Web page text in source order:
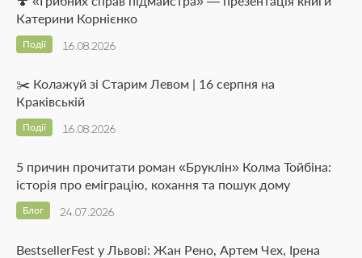
Катерини Корнієнко
16.08.2026
Події
✂️ Колажуй зі Старим Левом | 16 серпня на
Краківській
16.08.2026
Події
5 причин прочитати роман «Бруклін» Колма Тойбіна:
історія про еміграцію, кохання та пошук дому
24.07.2026
Блог
BestsellerFest у Львові: Жан Рено, Артем Чех, Ірена